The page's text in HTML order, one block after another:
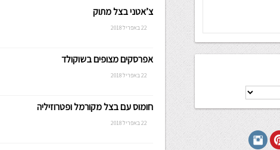
צ’אטני בצל מתוק
22 באפריל 2018
אפרסקים מצופים בשוקולד
22 באפריל 2018
חומוס עם בצל מקורמל ופטרוזיליה
22 באפריל 2018